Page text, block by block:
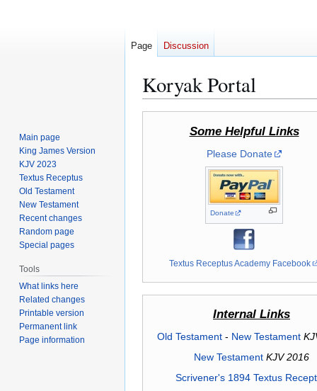
Koryak Portal
Some Helpful Links
Please Donate
Donate
Textus Receptus Academy Facebook
Internal Links
Old Testament- New Testament
New Testament KJV 2016
Scrivener's 1894 Textus
Page Discussion
Main page
King James Version
KJV 2023
Textus Receptus
Old Testament
New Testament
Recent changes
Random page
Special pages
Tools
What links here
Related changes
Printable version
Permanent link
Page information